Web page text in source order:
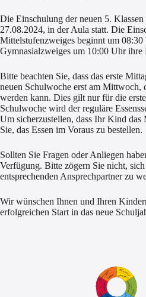
Die Einschulung der neuen 5.
27.08.2024, in der Aula statt. Die
Mittelstufenzweiges beginnt um
Gymnasialzweiges um 10:00 Uhr ihre
Bitte beachten Sie, dass das erste
neuen Schulwoche erst am Mittwoch,
werden kann. Dies gilt nur für die
Schulwoche wird der reguläre
Um sicherzustellen, dass Ihr Kind das
Sie, das Essen im Voraus zu bestellen.
Sollten Sie Fragen oder Anliegen
Verfügung. Bitte zögern Sie nicht,
entsprechenden Ansprechpartner zu
Wir wünschen Ihnen und Ihren
erfolgreichen Start in das neue